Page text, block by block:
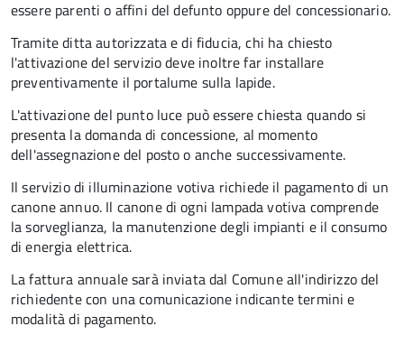
essere parenti o affini del defunto oppure del concessionario.
Tramite ditta autorizzata e di fiducia, chi ha chiesto
l'attivazione del servizio deve inoltre far installare
preventivamente il portalume sulla lapide.
L'attivazione del punto luce può essere chiesta quando si
presenta la domanda di concessione, al momento
dell'assegnazione del posto o anche successivamente.
Il servizio di illuminazione votiva richiede il pagamento di un
canone annuo. Il canone di ogni lampada votiva comprende
la sorveglianza, la manutenzione degli impianti e il consumo
di energia elettrica.
La fattura annuale sarà inviata dal Comune all'indirizzo del
richiedente con una comunicazione indicante termini e
modalità di pagamento.